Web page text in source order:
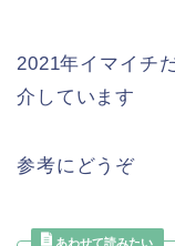
2021年イマイチ
介しています
参考にどうぞ